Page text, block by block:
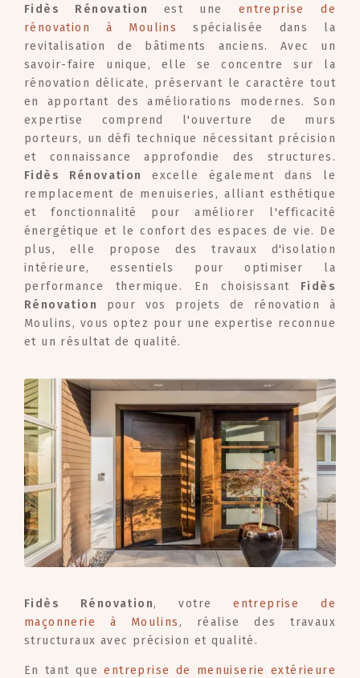
Fidès Rénovation est une
entreprise de
rénovation à Moulins
spécialisée dans la
revitalisation de bâtiments anciens. Avec un
savoir-faire unique, elle se concentre sur la
rénovation délicate, préservant le caractère tout
en apportant des améliorations modernes. Son
expertise comprend l'ouverture de murs
porteurs, un défi technique nécessitant précision
et connaissance approfondie des structures.
Fidès Rénovation
excelle également dans le
remplacement de menuiseries, alliant esthétique
et fonctionnalité pour améliorer l'efficacité
énergétique et le confort des espaces de vie. De
plus, elle propose des travaux d'isolation
intérieure, essentiels pour optimiser la
performance thermique. En choisissant Fidès
Rénovation
pour vos projets de rénovation à
Moulins, vous optez pour une expertise reconnue
et un résultat de qualité.
Fidès Rénovation, votreentreprise de
maçonnerie à Moulins , réalise des travaux
structuraux avec précision et qualité.
En tant queentreprise de menuiserie extérieure